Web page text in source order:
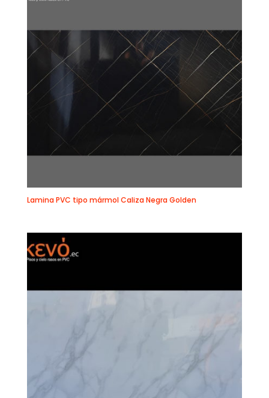
Lamina PVC tipo mármol Caliza Negra Golden